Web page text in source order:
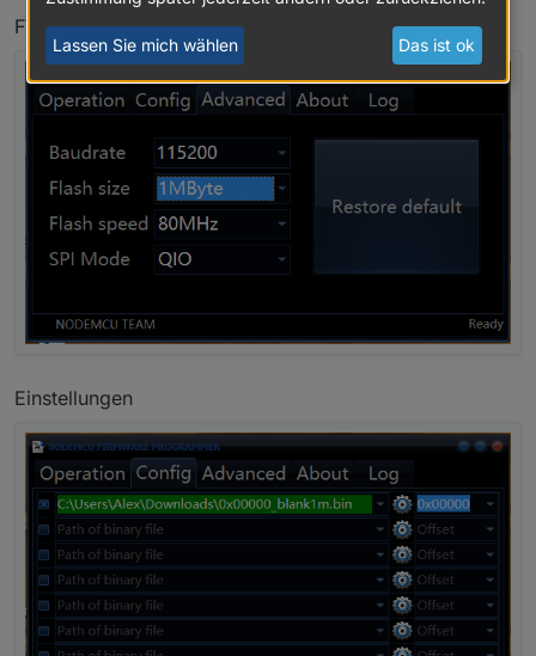
FW Auswahl mit Zahnrad
Einstellungen
Lassen Sie mich wählen Das ist ok